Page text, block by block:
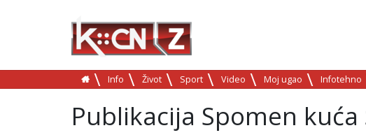
Info Život Sport Video Moj ugao Infotehno
Publikacija Spomen kuća